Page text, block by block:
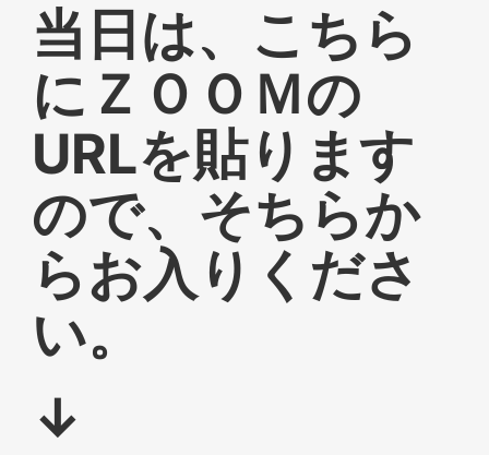
当日は、こちら
にＺＯＯＭの
URLを貼ります
ので、そちらか
らお入りくださ
い。
↓